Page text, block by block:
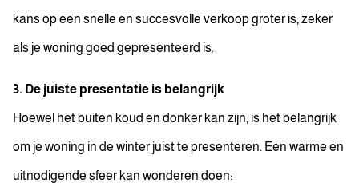
kans op een snelle en succesvolle verkoop groter is, zeker
als je woning goed gepresenteerd is.
3. De juiste presentatie is belangrijk
Hoewel het buiten koud en donker kan zijn, is het belangrijk
om je woning in de winter juist te presenteren. Een warme en
uitnodigende sfeer kan wonderen doen: